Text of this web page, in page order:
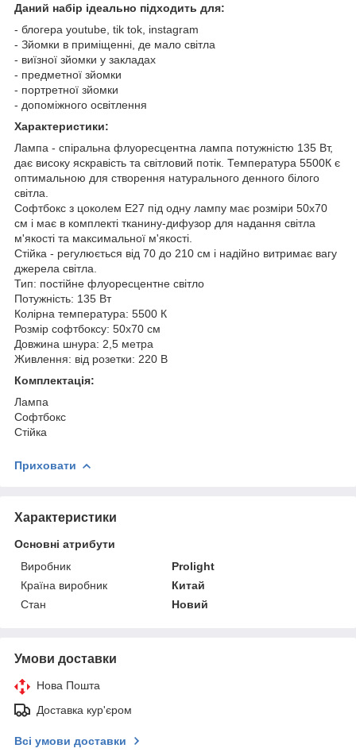
Даний набір ідеально підходить для:
- блогера youtube, tik tok, instagram
- Зйомки в приміщенні, де мало світла
- виїзної зйомки у закладах
- предметної зйомки
- портретної зйомки
- допоміжного освітлення
Характеристики:
Лампа - спіральна флуоресцентна лампа потужністю 135 Вт,
дає високу яскравість та світловий потік. Температура 5500К є
оптимальною для створення натурального денного білого
світла.
Софтбокс з цоколем E27 під одну лампу має розміри 50x70
см і має в комплекті тканину-дифузор для надання світла
м'якості та максимальної м'якості.
Стійка - регулюється від 70 до 210 см і надійно витримає вагу
джерела світла.
Тип: постійне флуоресцентне світло
Потужність: 135 Вт
Колірна температура: 5500 К
Розмір софтбоксу: 50x70 см
Довжина шнура: 2,5 метра
Живлення: від розетки: 220 В
Комплектація:
Лампа
Софтбокс
Стійка
Приховати
Характеристики
Основні атрибути
Виробник
Prolight
Країна виробник
Китай
Стан
Новий
Умови доставки
Нова Пошта
Доставка кур'єром
Всі умови доставки